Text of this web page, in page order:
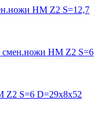
HM Z2 S=12,7
смен.ножи HM Z2 S=6
Z2 S=6 D=29x8x52